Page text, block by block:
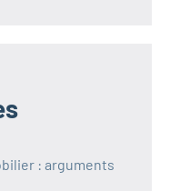
: arguments